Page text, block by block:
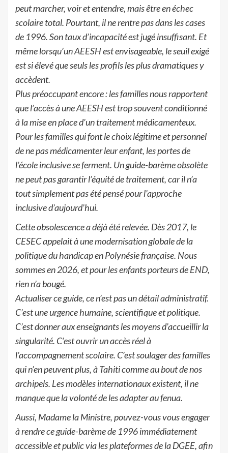
peut marcher, voir et entendre, mais être en échec
scolaire total. Pourtant, il ne rentre pas dans les cases
de 1996. Son taux d’incapacité est jugé insuffisant. Et
même lorsqu’un AEESH est envisageable, le seuil exigé
est si élevé que seuls les profils les plus dramatiques y
accèdent.
Plus préoccupant encore : les familles nous rapportent
que l’accès à une AEESH est trop souvent conditionné
à la mise en place d’un traitement médicamenteux.
Pour les familles qui font le choix légitime et personnel
de ne pas médicamenter leur enfant, les portes de
l’école inclusive se ferment. Un guide-barème obsolète
ne peut pas garantir l’équité de traitement, car il n’a
tout simplement pas été pensé pour l’approche
inclusive d’aujourd’hui.
Cette obsolescence a déjà été relevée. Dès 2017, le
CESEC appelait à une modernisation globale de la
politique du handicap en Polynésie française. Nous
sommes en 2026, et pour les enfants porteurs de END,
rien n’a bougé.
Actualiser ce guide, ce n’est pas un détail administratif.
C’est une urgence humaine, scientifique et politique.
C’est donner aux enseignants les moyens d’accueillir la
singularité. C’est ouvrir un accès réel à
l’accompagnement scolaire. C’est soulager des familles
qui n’en peuvent plus, à Tahiti comme au bout de nos
archipels. Les modèles internationaux existent, il ne
manque que la volonté de les adapter au fenua.
Aussi, Madame la Ministre, pouvez-vous vous engager
à rendre ce guide-barème de 1996 immédiatement
accessible et public via les plateformes de la DGEE, afin